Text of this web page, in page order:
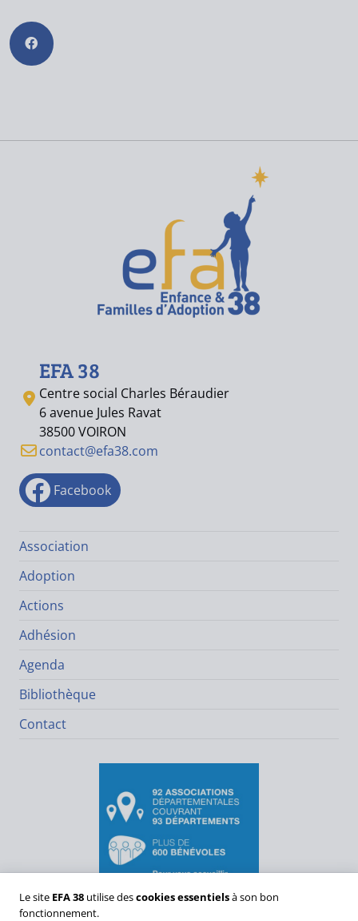
EFA 38
Centre social Charles Béraudier
6 avenue Jules Ravat
38500 VOIRON
contact@efa38.com
Facebook
Association
Adoption
Actions
Adhésion
Agenda
Bibliothèque
Contact
Le site EFA 38 utilise descookies essentielsà son bon
fonctionnement.